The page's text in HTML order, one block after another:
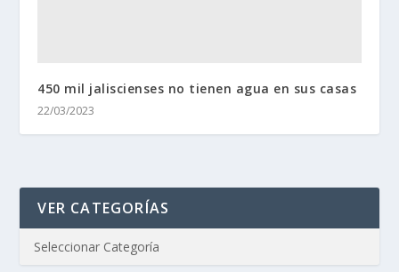
450 mil jaliscienses no tienen agua en sus casas
22/03/2023
VER CATEGORÍAS